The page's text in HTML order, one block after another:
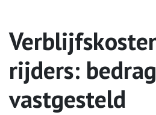
rijders:
vastgesteld